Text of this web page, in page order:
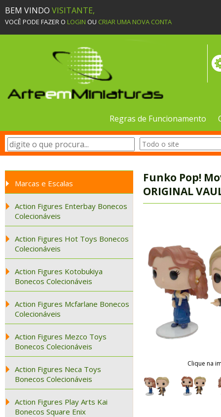
BEM VINDO VISITANTE,
VOCÊ PODE FAZER O LOGIN OU CRIAR UMA NOVA CONTA
Regras de Funcionamento
Marcas e Escalas
Action Figures Enterbay Bonecos
Colecionáveis
Action Figures Hot Toys Bonecos
Colecionáveis
Action Figures Kotobukiya
Bonecos Colecionáveis
Action Figures Mcfarlane Bonecos
Colecionáveis
Action Figures Mezco Toys
Bonecos Colecionáveis
Action Figures Neca Toys
Bonecos Colecionáveis
Action Figures Play Arts Kai
Bonecos Square Enix
Funko Pop!
ORIGINAL
Clique na